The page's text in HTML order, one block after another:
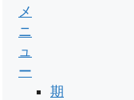
メ
ニ
ュ
ー
期